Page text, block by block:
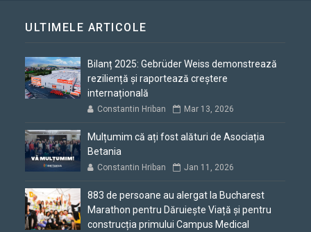
ULTIMELE ARTICOLE
Bilanț 2025: Gebrüder Weiss demonstrează
reziliență și raportează creștere
internațională
Constantin Hriban Mar 13, 2026
Mulțumim că ați fost alături de Asociația
Betania
Constantin Hriban Jan 11, 2026
883 de persoane au alergat la Bucharest
Marathon pentru Dăruiește Viață și pentru
construcția primului Campus Medical